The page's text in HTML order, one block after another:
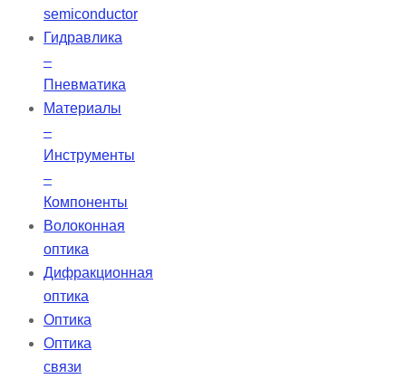
semiconductor
Гидравлика
–
Пневматика
Материалы
–
Инструменты
–
Компоненты
Волоконная
оптика
Дифракционная
оптика
Оптика
Оптика
связи